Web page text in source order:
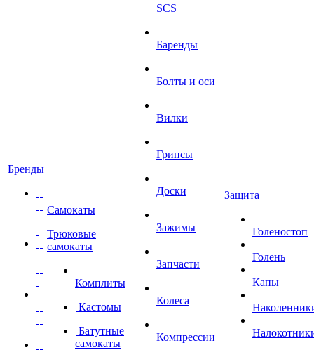
Бренды
Самокаты
Трюковые
самокаты
Комплиты
Кастомы
Батутные
самокаты
SCS
Баренды
Болты и оси
Вилки
Грипсы
Доски
Зажимы
Запчасти
Колеса
Компрессии
Защита
Голеностоп
Голень
Капы